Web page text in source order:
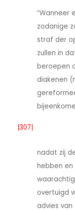
“Wanneer
zodanige
straf der
zullen in
beroepen
diakenen
|307|
nadat zij
hebben
overtuigd
advies van